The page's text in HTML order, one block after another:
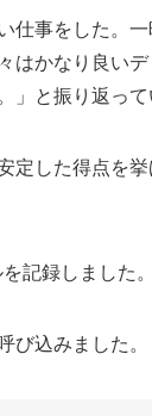
仕事をした。
はかなり良い
」と振り返って
した得点を
記録しました。
び込みました。